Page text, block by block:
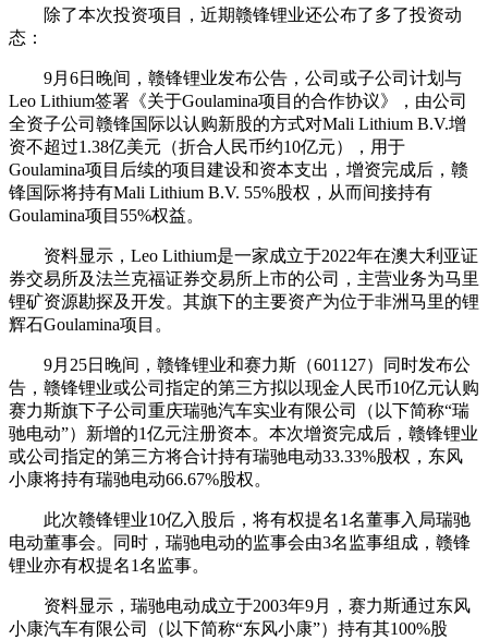
除了本次投资项目，近期赣锋锂业还公布了多了投资动
态：
9月6日晚间，赣锋锂业发布公告，公司或子公司计划与
Leo Lithium签署《关于Goulamina项目的合作协议》，由公司
全资子公司赣锋国际以认购新股的方式对Mali Lithium B.V.增
资不超过1.38亿美元（折合人民币约10亿元），用于
Goulamina项目后续的项目建设和资本支出，增资完成后，赣
锋国际将持有Mali Lithium B.V. 55%股权，从而间接持有
Goulamina项目55%权益。
资料显示，Leo Lithium是一家成立于2022年在澳大利亚证
券交易所及法兰克福证券交易所上市的公司，主营业务为马里
锂矿资源勘探及开发。其旗下的主要资产为位于非洲马里的锂
辉石Goulamina项目。
9月25日晚间，赣锋锂业和赛力斯（601127）同时发布公
告，赣锋锂业或公司指定的第三方拟以现金人民币10亿元认购
赛力斯旗下子公司重庆瑞驰汽车实业有限公司（以下简称“瑞
驰电动”）新增的1亿元注册资本。本次增资完成后，赣锋锂业
或公司指定的第三方将合计持有瑞驰电动33.33%股权，东风
小康将持有瑞驰电动66.67%股权。
此次赣锋锂业10亿入股后，将有权提名1名董事入局瑞驰
电动董事会。同时，瑞驰电动的监事会由3名监事组成，赣锋
锂业亦有权提名1名监事。
资料显示，瑞驰电动成立于2003年9月，赛力斯通过东风
小康汽车有限公司（以下简称“东风小康”）持有其100%股